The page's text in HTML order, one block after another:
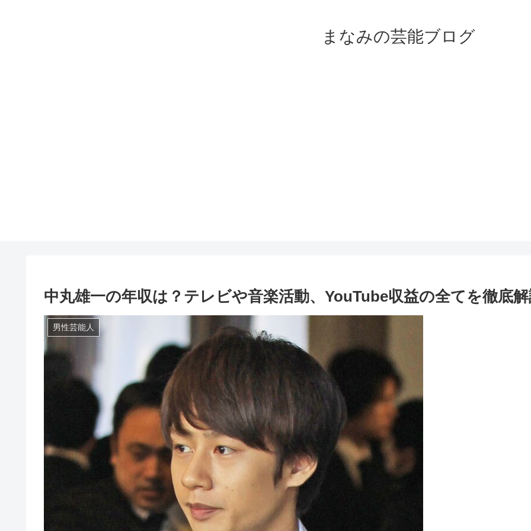
まなみの芸能ブログ
中丸雄一の年収は？テレビや音楽活動、YouTube収益の全てを徹底
男性芸能人